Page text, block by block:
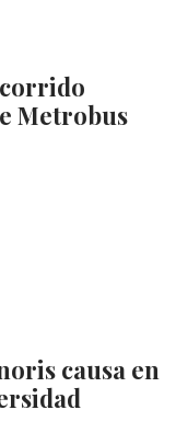
Metrobus
causa en